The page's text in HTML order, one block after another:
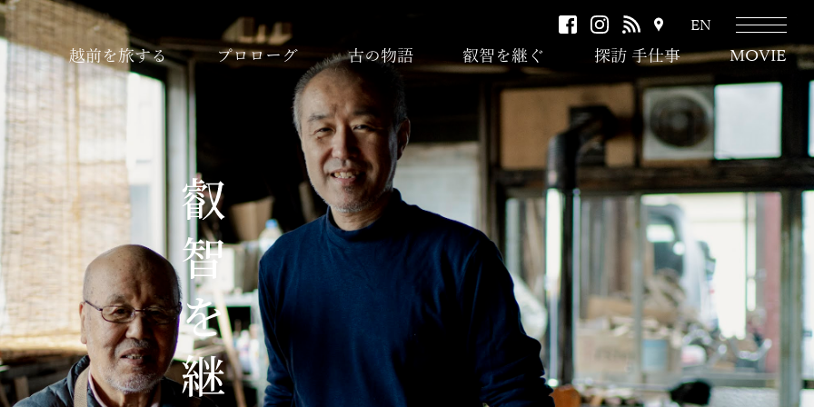
facebookinstagram
RSS
ク
セ
ス
EN
越前を旅する プロローグ 古の物語 叡智を継ぐ 探訪 手仕事 MOVIE